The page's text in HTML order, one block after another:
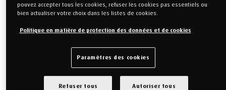
pouvez accepter tous les cookies, refuser les cookies pas essentiels ou
bien actualiser votre choix dans les listes de cookies.
Politique en matière de protection des données et de cookies
Paramètres des cookies
Refuser tous Autoriser tous